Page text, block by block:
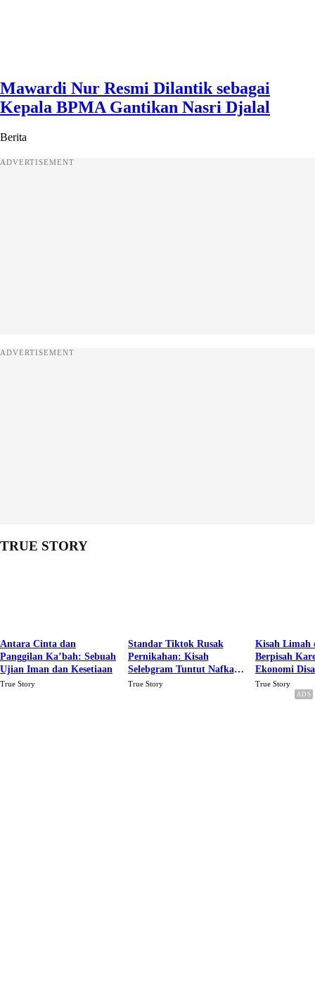
Mawardi Nur Resmi Dilantik sebagai
Kepala BPMA Gantikan Nasri Djalal
Berita
ADVERTISEMENT
ADVERTISEMENT
TRUE STORY
Antara Cinta dan
Panggilan Ka’bah: Sebuah
Ujian Iman dan Kesetiaan
True Story
Standar Tiktok Rusak
Pernikahan: Kisah
Selebgram Tuntut Nafkah
Rp.15 Juta Perbulan
True Story
Kisah Limah
Berpisah
Ekonomi
Karena Cinta
True Story